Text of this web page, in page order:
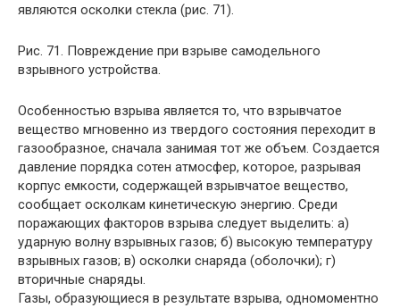
являются осколки стекла (рис. 71).
Рис. 71. Повреждение при взрыве самодельного
взрывного устройства.
Особенностью взрыва является то, что взрывчатое
вещество мгновенно из твердого состояния переходит в
газообразное, сначала занимая тот же объем. Создается
давление порядка сотен атмосфер, которое, разрывая
корпус емкости, содержащей взрывчатое вещество,
сообщает осколкам кинетическую энергию. Среди
поражающих факторов взрыва следует выделить: а)
ударную волну взрывных газов; б) высокую температуру
взрывных газов; в) осколки снаряда (оболочки); г)
вторичные снаряды.
Газы, образующиеся в результате взрыва, одномоментно